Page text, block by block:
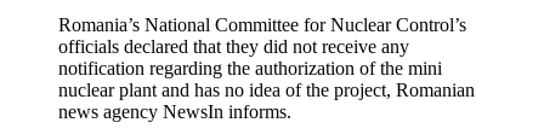
Romania’s National Committee for Nuclear Control’s
officials declared that they did not receive any
notification regarding the authorization of the mini
nuclear plant and has no idea of the project, Romanian
news agency NewsIn informs.